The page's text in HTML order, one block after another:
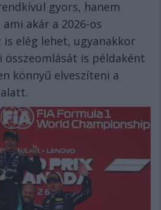
gyors, hanem
akár a 2026-os
elég lehet, ugyanakkor
összeomlását is példaként
könnyű elveszíteni a